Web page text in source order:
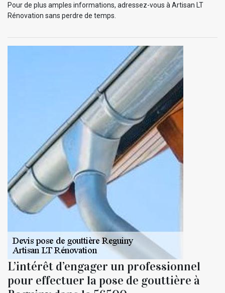
Pour de plus amples informations, adressez-vous à Artisan LT
Rénovation sans perdre de temps.
L’intérêt d’engager un professionnel
pour effectuer la pose de gouttière à